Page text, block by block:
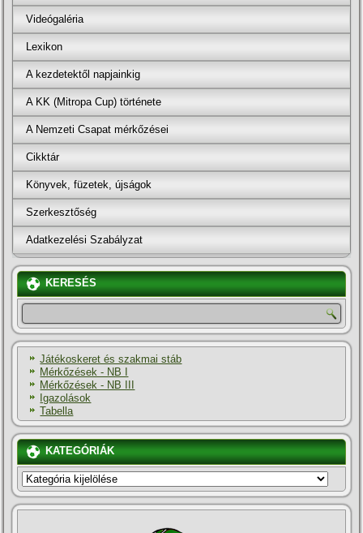
Videógaléria
Lexikon
A kezdetektől napjainkig
A KK (Mitropa Cup) története
A Nemzeti Csapat mérkőzései
Cikktár
Könyvek, füzetek, újságok
Szerkesztőség
Adatkezelési Szabályzat
KERESÉS
Játékoskeret és szakmai stáb
Mérkőzések - NB I
Mérkőzések - NB III
Igazolások
Tabella
KATEGÓRIÁK
KATEGÓRIÁK